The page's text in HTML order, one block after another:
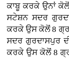
ਕਾਬੂ ਕਰਕੇ ਉਨਾਂ
ਸਟੇਸ਼ਨ ਸਦਰ
ਕਰਕੇ ਉਸ ਕੋਲੋਂ 8
ਸਦਰ ਗੁਰਦਾਸਪੁਰ
ਕਰਕੇ ਉਸ ਕੋਲੋਂ 8